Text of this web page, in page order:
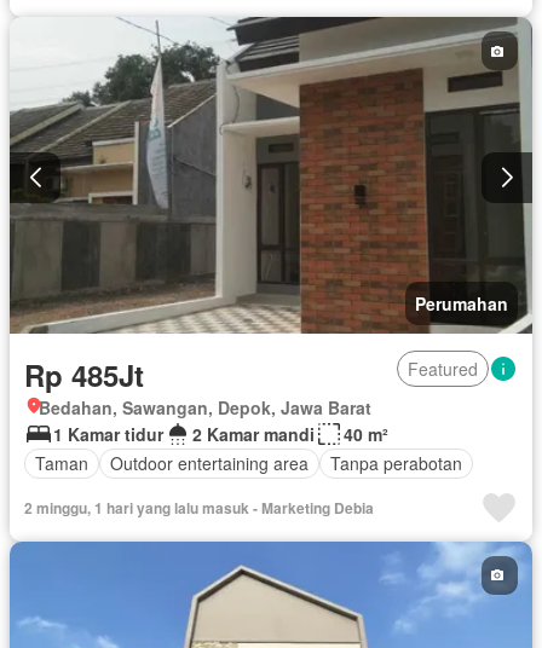
Akses bagi penyandang disabilitas
Listrik
Fully fenced
Panggang Rumah jaga
Dapur terpadu
Interkom
Pemandangan panorama
Pay TV access
Taman atap
Teras Keamanan 24 jam
Tangki air
Wifi
Balkon Lemari pakaian bawaan
Ruang layanan
Tanpa perabotan
Perumahan
Rp 485Jt
Featured
Bedahan, Sawangan, Depok, Jawa Barat
1 Kamar tidur
2 Kamar mandi
40 m²
Taman
Outdoor entertaining area Tanpa perabotan
2 minggu, 1 hari yang lalu masuk - Marketing Debia